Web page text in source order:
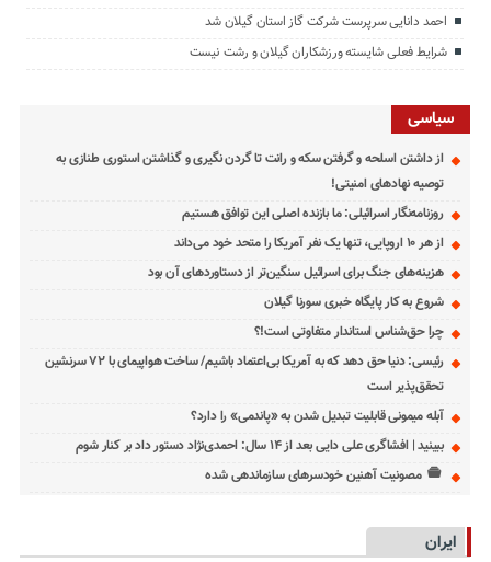
احمد دانایی سرپرست شرکت گاز استان گیلان شد
شرایط فعلی شایسته ورزشکاران گیلان و رشت نیست
سیاسی
از داشتن اسلحه و گرفتن سکه و رانت تا گردن نگیری و گذاشتن استوری طنازی به
توصیه نهادهای امنیتی!
روزنامه‌نگار اسرائیلی: ما بازنده اصلی این توافق هستیم
از هر ۱۰ اروپایی، تنها یک نفر آمریکا را متحد خود می‌داند
هزینه‌های جنگ برای اسرائیل سنگین‌تر از دستاوردهای آن بود
شروع به کار پایگاه خبری سورنا گیلان
چرا حق‌شناس استاندار متفاوتی است!؟
رئیسی: دنیا حق دهد که به آمریکا بی‌اعتماد باشیم/ ساخت هواپیمای با ۷۲ سرنشین
تحقق‌پذیر است
آبله میمونی قابلیت تبدیل شدن به «پاندمی» را دارد؟
ببینید | افشاگری علی دایی بعد از ۱۴ سال: احمدی‌نژاد دستور داد بر کنار شوم
مصونیت آهنین خودسرهای سازماندهی شده
ایران